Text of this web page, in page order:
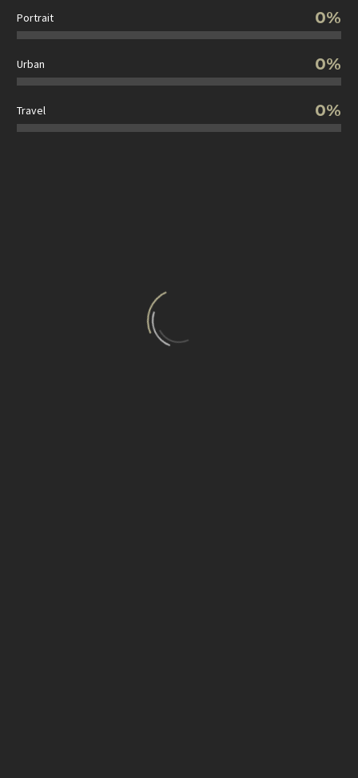
Portrait 0%
Urban 0%
Travel 0%